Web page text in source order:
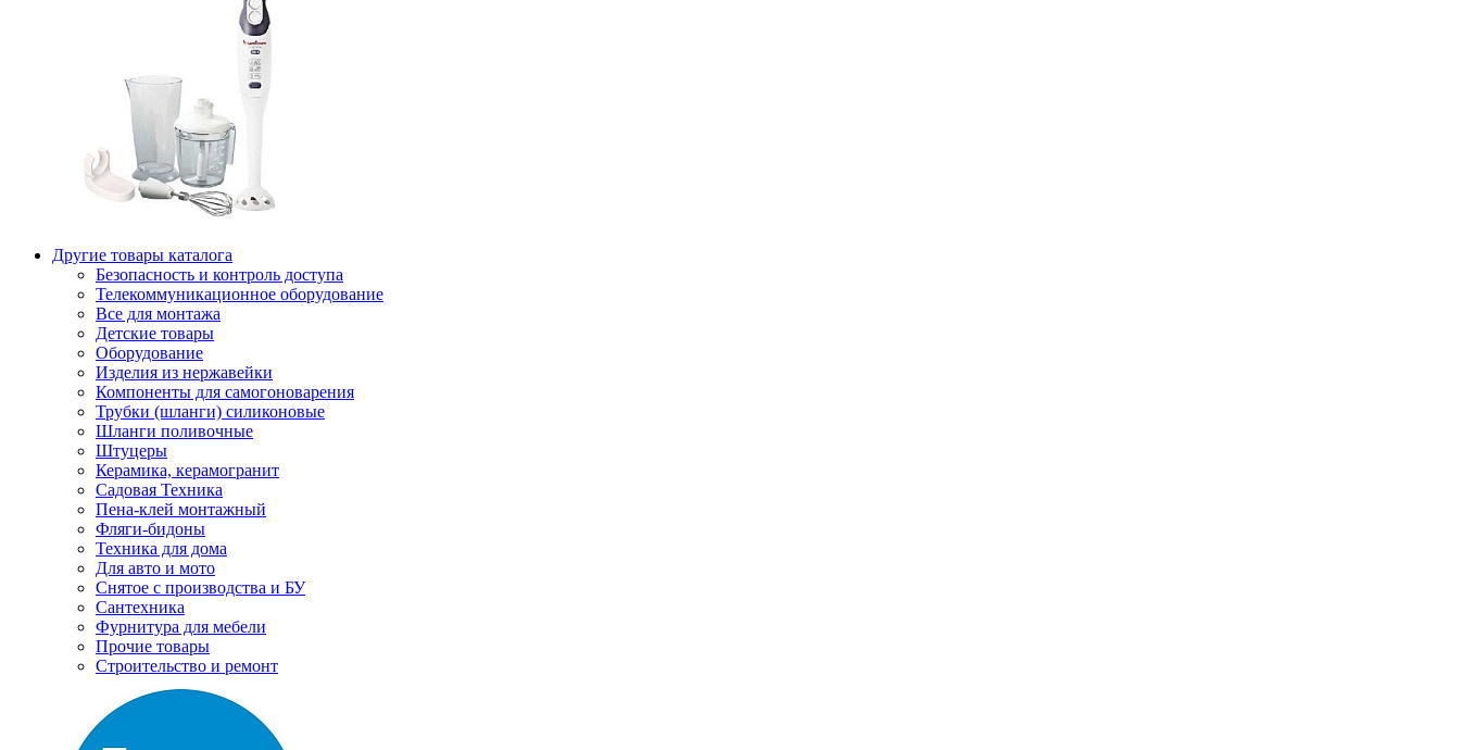
Другие товары каталога
Безопасность и контроль доступа
Телекоммуникационное оборудование
Все для монтажа
Детские товары
Оборудование
Изделия из нержавейки
Компоненты для самогоноварения
Трубки (шланги) силиконовые
Шланги поливочные
Штуцеры
Керамика, керамогранит
Садовая Техника
Пена-клей монтажный
Фляги-бидоны
Техника для дома
Для авто и мото
Снятое с производства и БУ
Сантехника
Фурнитура для мебели
Прочие товары
Строительство и ремонт